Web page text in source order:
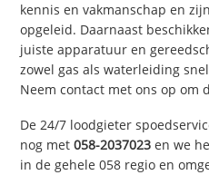
kennis en vakmanschap en
opgeleid. Daarnaast
juiste apparatuur en
zowel gas als waterleiding
Neem contact met ons op om
De 24/7 loodgieter
nog met058-2037023 en we
in de gehele 058 regio en